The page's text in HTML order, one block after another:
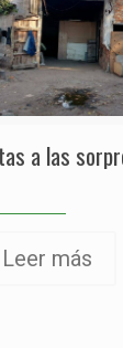
a las
Leer más